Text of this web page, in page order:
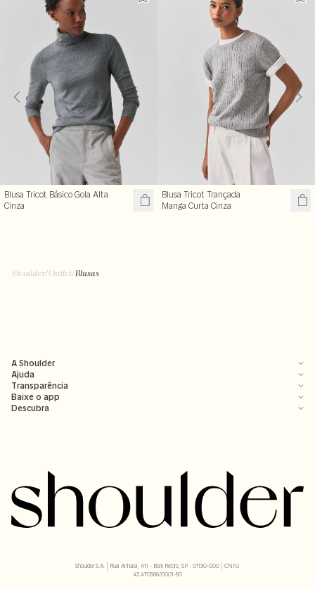
Blusa Tricot Básico Gola Alta
Cinza
Blusa Tricot Trançada
Manga Curta Cinza
Shoulder/Outlet/Blusas
A Shoulder
Ajuda
Transparência
Baixe o app
Descubra
Shoulder S.A. | Rua Anhaia, 411 - Bom Retiro, SP - 01130-000 | CNPJ:
43.470566/0001-90